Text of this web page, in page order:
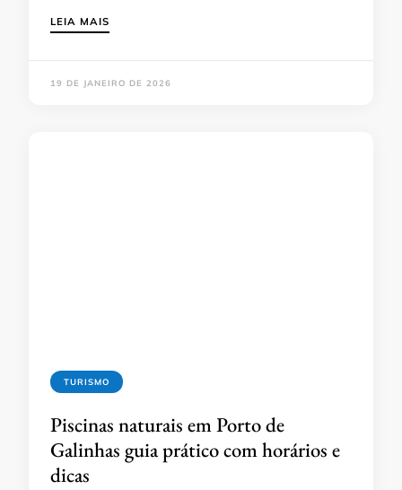
LEIA MAIS
19 DE JANEIRO DE 2026
TURISMO
Piscinas naturais em Porto de
Galinhas guia prático com horários e
dicas